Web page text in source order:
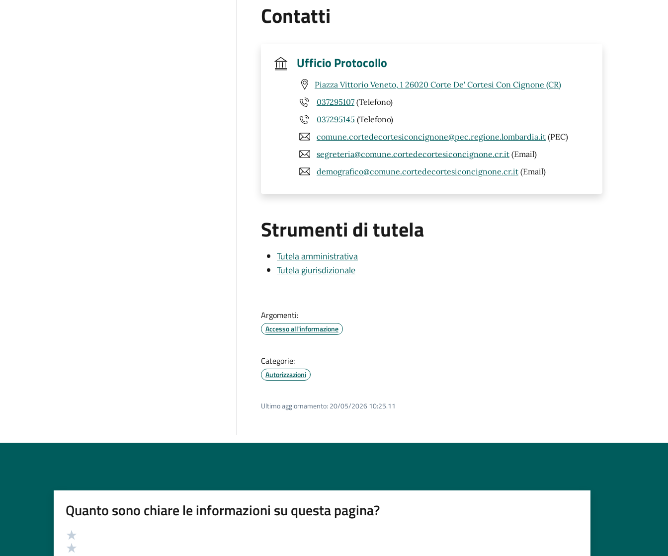
Contatti
Ufficio Protocollo
Piazza Vittorio Veneto, 1 26020 Corte De' Cortesi Con Cignone (CR)
037295107 (Telefono)
037295145 (Telefono)
comune.cortedecortesiconcignone@pec.regione.lombardia.it (PEC)
segreteria@comune.cortedecortesiconcignone.cr.it (Email)
demografico@comune.cortedecortesiconcignone.cr.it (Email)
Strumenti di tutela
Tutela amministrativa
Tutela giurisdizionale
Argomenti:
Accesso all'informazione
Categorie:
Autorizzazioni
Ultimo aggiornamento: 20/05/2026 10:25.11
Quanto sono chiare le informazioni su questa pagina?
Valutazione